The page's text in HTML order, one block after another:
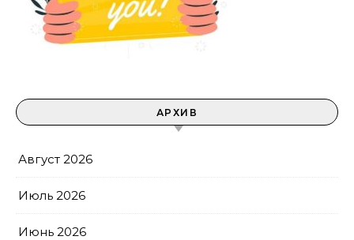
АРХИВ
Август 2026
Июль 2026
Июнь 2026